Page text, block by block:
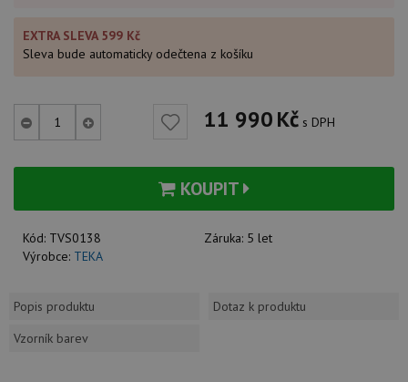
EXTRA SLEVA 599 Kč
Sleva bude automaticky odečtena z košíku
11 990Kč s DPH
KOUPIT
Kód: TVS0138 Záruka: 5 let
Výrobce: TEKA
Popis produktu
Dotaz k produktu
Vzorník barev